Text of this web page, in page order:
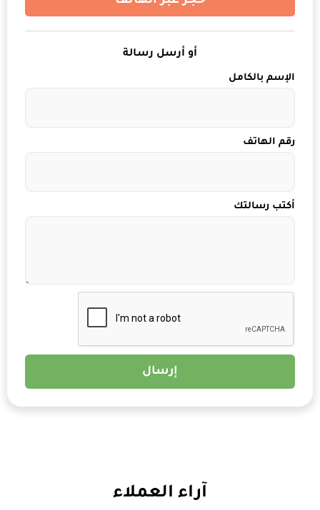
أو أرسل رسالة
الإسم بالكامل
رقم الهاتف
أكتب رسالتك
إرسال
آراء العملاء